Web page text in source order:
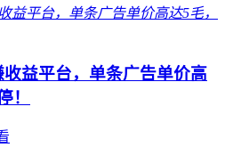
益平台，单条广告单价高
！